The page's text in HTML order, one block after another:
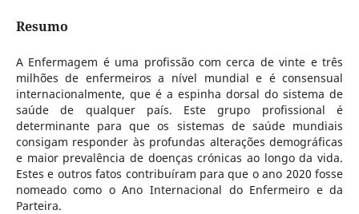
Resumo
A Enfermagem é uma profissão com cerca de vinte e três
milhões de enfermeiros a nível mundial e é consensual
internacionalmente, que é a espinha dorsal do sistema de
saúde de qualquer país. Este grupo profissional é
determinante para que os sistemas de saúde mundiais
consigam responder às profundas alterações demográficas
e maior prevalência de doenças crónicas ao longo da vida.
Estes e outros fatos contribuíram para que o ano 2020 fosse
nomeado como o Ano Internacional do Enfermeiro e da
Parteira.